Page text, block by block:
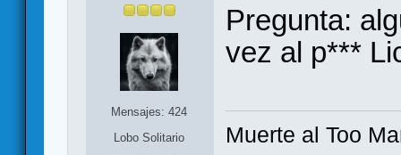
Mensajes: 424
Lobo Solitario
Pregunta:
vez al p***
Muerte al Too